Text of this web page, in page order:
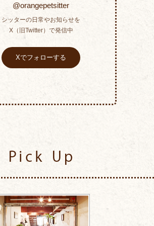
@orangepetsitter
シッターの日常やお知らせを
X（旧Twitter）で発信中
Xでフォローする